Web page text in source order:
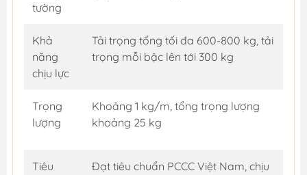
tường
Khả
năng
chịu lực
Tải trọng tổng tối đa 600-800 kg, tải
trọng mỗi bậc lên tới 300 kg
Trọng
lượng
Khoảng 1 kg/m, tổng trọng lượng
khoảng 25 kg
Tiêu
Đạt tiêu chuẩn PCCC Việt Nam, chịu